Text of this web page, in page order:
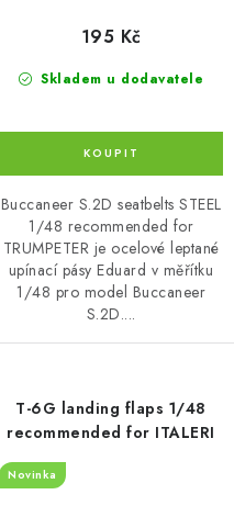
Skladem u dodavatele
195 Kč
Buccaneer S.2D seatbelts STEEL
1/48 recommended for
TRUMPETER je ocelové leptané
upínací pásy Eduard v měřítku
1/48 pro model Buccaneer
S.2D....
T-6G landing flaps 1/48
recommended for ITALERI
Novinka